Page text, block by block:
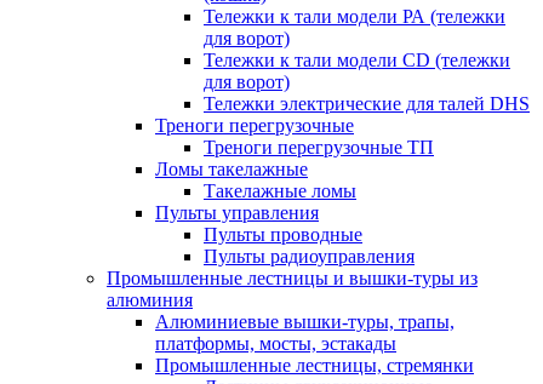
Тележки к тали модели РА (тележки
для ворот)
Тележки к тали модели CD (тележки
для ворот)
Тележки электрические для талей DHS
Треноги перегрузочные
Треноги перегрузочные ТП
Ломы такелажные
Такелажные ломы
Пульты управления
Пульты проводные
Пульты радиоуправления
Промышленные лестницы и вышки-туры из
алюминия
Алюминиевые вышки-туры, трапы,
платформы, мосты, эстакады
Промышленные лестницы, стремянки